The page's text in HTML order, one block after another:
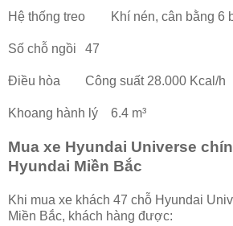
Hệ thống treo Khí nén, cân bằng 6
Số chỗ ngồi 47
Điều hòa Công suất 28.000 Kcal/h
Khoang hành lý 6.4 m³
Mua xe Hyundai Universe
Hyundai Miền Bắc
Khi mua xe khách 47 chỗ Hyundai
Miền Bắc, khách hàng được: